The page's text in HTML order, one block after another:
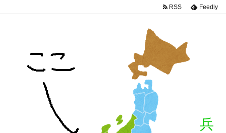
兵
RSS Feedly